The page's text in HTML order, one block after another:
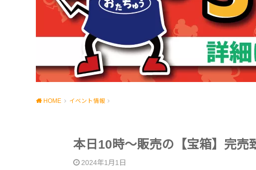
HOME イベント情報
本日10時～販売の【宝箱】完売
2024年1月1日